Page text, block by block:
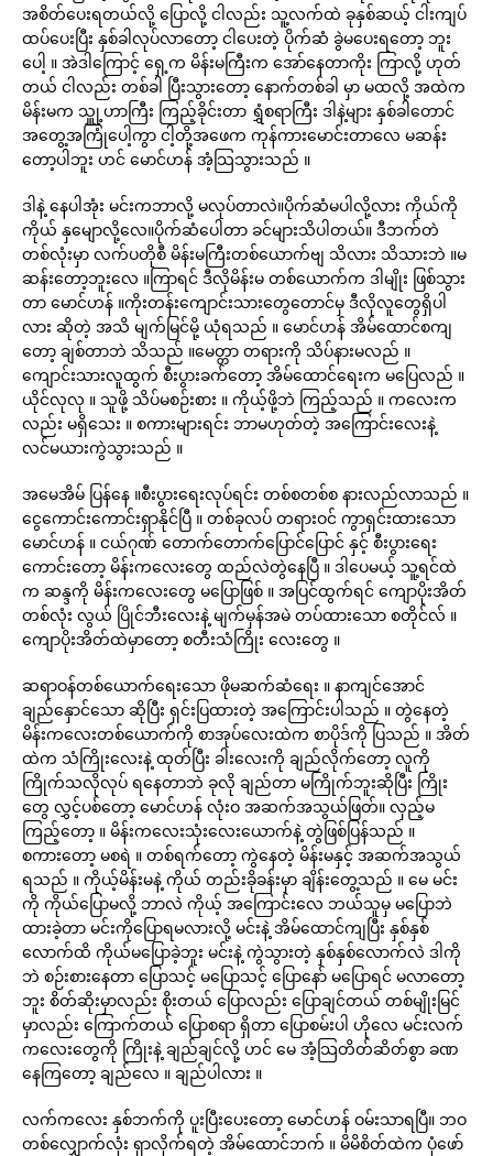
အစိတ်ပေးရတယ်လို့ ပြောလို့ ငါလည်း သူ့လက်ထဲ ခုနှစ်ဆယ့် ငါးကျပ်
ထပ်ပေးပြီး နှစ်ခါလုပ်လာတော့ ငါပေးတဲ့ ပိုက်ဆံ ခွဲမပေးရတော့ ဘူး
ပေါ့ ။ အဲဒါကြောင့် ရှေ့က မိန်းမကြီးက အော်နေတာကိုး ကြာလို့ ဟုတ်
တယ် ငါလည်း တစ်ခါ ပြီးသွားတော့ နောက်တစ်ခါ မှာ မထလို့ အထဲက
မိန်းမက သှူု့ဟာကြီး ကြည့်ခိုင်းတာ ရွှံစရာကြီး ဒါနဲ့များ နှစ်ခါတောင်
အတွေ့အကြုံပေါ့ကွာ ငါ့တို့အဖေက ကုန်ကားမောင်းတာလေ မဆန်း
တော့ပါဘူး ဟင် မောင်ဟန် အံ့သြသွားသည် ။
ဒါနဲ့ နေပါအုံး မင်းကဘာလို့ မလုပ်တာလဲ။ပိုက်ဆံမပါလို့လား ကိုယ်ကို
ကိုယ် နှမျောလို့လေ။ပိုက်ဆံပေါတာ ခင်များသိပါတယ်။ ဒီဘက်တဲ
တစ်လုံးမှာ လက်ပတိုစီ မိန်းမကြီးတစ်ယောက်ဗျ သိလား သိသားဘဲ ။မ
ဆန်းတော့ဘူးလေ ။ကြာရင် ဒီလိုမိန်းမ တစ်ယောက်က ဒါမျိုး ဖြစ်သွား
တာ မောင်ဟန် ။ကိုးတန်းကျောင်းသားတွေတောင်မှ ဒီလိုလူတွေရှိပါ
လား ဆိုတဲ့ အသိ မျက်မြင်မို့ ယုံရသည် ။ မောင်ဟန် အိမ်ထောင်စကျ
တော့ ချစ်တာဘဲ သိသည် ။မေတ္တာ တရားကို သိပ်နားမလည် ။
ကျောင်းသားလူထွက် စီးပွားခက်တော့ အိမ်ထောင်ရေးက မပြေလည် ။
ယိုင်လုလု ။ သူဖို့ သိပ်မစဉ်းစား ။ ကိုယ့်ဖို့ဘဲ ကြည့်သည် ။ ကလေးက
လည်း မရှိသေး ။ စကားများရင်း ဘာမဟုတ်တဲ့ အကြောင်းလေးနဲ့
လင်မယားကွဲသွားသည် ။
အမေအိမ် ပြန်နေ ။စီးပွားရေးလုပ်ရင်း တစ်စတစ်စ နားလည်လာသည် ။
ငွေကောင်းကောင်းရှာနိုင်ပြီ ။ တစ်ခုလပ် တရားဝင် ကွာရှင်းထားသော
မောင်ဟန် ။ ငယ်ဂုဏ် တောက်တောက်ပြောင်ပြောင် နှင့် စီးပွားရေး
ကောင်းတော့ မိန်းကလေးတွေ ထည်လဲတွဲနေပြီ ။ ဒါပေမယ့် သူ့ရင်ထဲ
က ဆန္ဒကို မိန်းကလေးတွေ မပြောဖြစ် ။ အပြင်ထွက်ရင် ကျောပိုးအိတ်
တစ်လုံး လွယ် ပြိုင်ဘီးလေးနဲ့ မျက်မှန်အမဲ တပ်ထားသော စတိုင်လ် ။
ကျောပိုးအိတ်ထဲမှာတော့ စတီးသံကြိုး လေးတွေ ။
ဆရာဝန်တစ်ယောက်ရေးသော ဖိုမဆက်ဆံရေး ။ နာကျင်အောင်
ချည်နှောင်သော ဆိုပြီး ရှင်းပြထားတဲ့ အကြောင်းပါသည် ။ တွဲနေတဲ့
မိန်းကလေးတစ်ယောက်ကို စာအုပ်လေးထဲက စာပိုဒ်ကို ပြသည် ။ အိတ်
ထဲက သံကြိုးလေးနဲ့ ထုတ်ပြီး ခါးလေးကို ချည်လိုက်တော့ လူကို
ကြိုက်သလိုလုပ် ရနေတာဘဲ ခုလို ချည်တာ မကြိုက်ဘူးဆိုပြီး ကြိုး
တွေ လွှင့်ပစ်တော့ မောင်ဟန် လုံးဝ အဆက်အသွယ်ဖြတ်။ လှည့်မ
ကြည့်တော့ ။ မိန်းကလေးသုံးလေးယောက်နဲ့ တွဲဖြစ်ပြန်သည် ။
စကားတော့ မစရဲ ။ တစ်ရက်တော့ ကွဲနေတဲ့ မိန်းမနှင့် အဆက်အသွယ်
ရသည် ။ ကိုယ့်မိန်းမနဲ့ ကိုယ် တည်းခိုခန်းမှာ ချိန်းတွေ့သည် ။ မေ မင်း
ကို ကိုယ်ပြောမလို့ ဘာလဲ ကိုယ့် အကြောင်းလေ ဘယ်သူမှ မပြောဘဲ
ထားခဲ့တာ မင်းကိုပြောရမလားလို့ မင်းနဲ့ အိမ်ထောင်ကျပြီး နှစ်နှစ်
လောက်ထိ ကိုယ်မပြောခဲ့ဘူး မင်းနဲ့ ကွဲသွားတဲ့ နှစ်နှစ်လောက်လဲ ဒါကို
ဘဲ စဉ်းစားနေတာ ပြောသင့် မပြောသင့် ပြောနော် မပြောရင် မလာတော့
ဘူး စိတ်ဆိုးမှာလည်း စိုးတယ် ပြောလည်း ပြောချင်တယ် တစ်မျိုးမြင်
မှာလည်း ကြောက်တယ် ပြောစရာ ရှိတာ ပြောစမ်းပါ ဟိုလေ မင်းလက်
ကလေးတွေကို ကြိုးနဲ့ ချည်ချင်လို့ ဟင် မေ အံ့သြတိတ်ဆိတ်စွာ ခဏ
နေကြတော့ ချည်လေ ။ ချည်ပါလား ။
လက်ကလေး နှစ်ဘက်ကို ပူးပြီးပေးတော့ မောင်ဟန် ဝမ်းသာရပြီ။ ဘဝ
တစ်လျှောက်လုံး ရှာလိုက်ရတဲ့ အိမ်ထောင်ဘက် ။ မိမိစိတ်ထဲက ပုံဖော်